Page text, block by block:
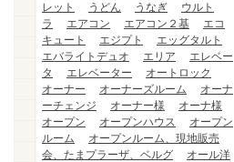
レット
うどん うなぎ
ウルト
ラ
エアコン エアコン２基
エコ
キュート
エジプト
エッグタルト
エバライトデュオ
エリア
エレベー
タ
エレベーター
オートロック
オーナー
オーナーズルーム
オーナ
ーチェンジ
オーナー様
オーナ様
オープン
オープンハウス
オープン
ルーム
オープンルーム、現地販売
会、たまプラーザ、ベルグ
オール洋